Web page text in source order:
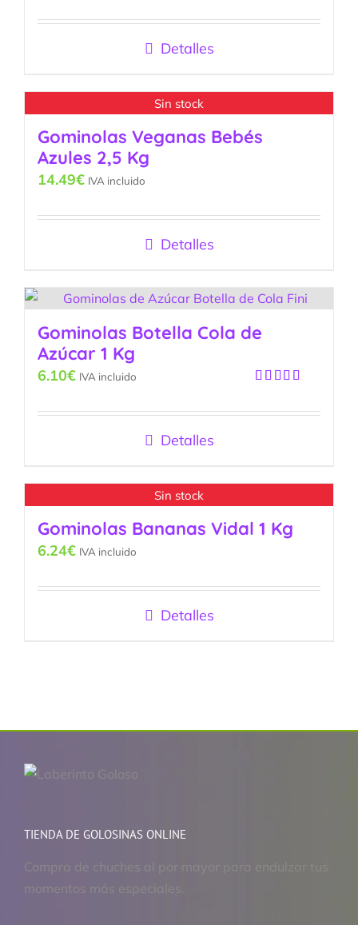
5
Detalles
Sin stock
Gominolas Veganas Bebés
Azules 2,5 Kg
14.49€ IVA incluido
Detalles
Gominolas Botella Cola de
Azúcar 1 Kg
5
6.10€ IVA incluido
Detalles
Sin stock
Gominolas Bananas Vidal 1 Kg
6.24€ IVA incluido
Detalles
TIENDA DE GOLOSINAS ONLINE
Compra de chuches al por mayor para endulzar tus
momentos más especiales.